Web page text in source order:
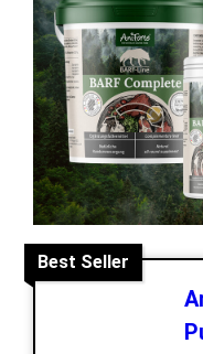
Best Seller